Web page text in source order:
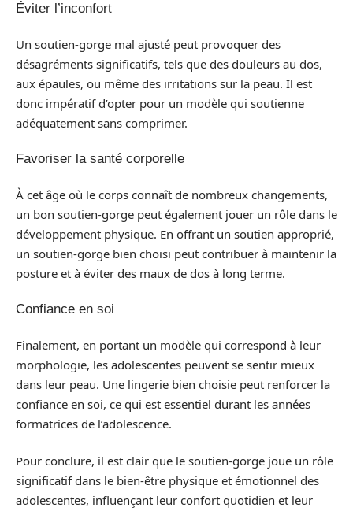
Éviter l’inconfort
Un soutien-gorge mal ajusté peut provoquer des
désagréments significatifs, tels que des douleurs au dos,
aux épaules, ou même des irritations sur la peau. Il est
donc impératif d’opter pour un modèle qui soutienne
adéquatement sans comprimer.
Favoriser la santé corporelle
À cet âge où le corps connaît de nombreux changements,
un bon soutien-gorge peut également jouer un rôle dans le
développement physique. En offrant un soutien approprié,
un soutien-gorge bien choisi peut contribuer à maintenir la
posture et à éviter des maux de dos à long terme.
Confiance en soi
Finalement, en portant un modèle qui correspond à leur
morphologie, les adolescentes peuvent se sentir mieux
dans leur peau. Une lingerie bien choisie peut renforcer la
confiance en soi, ce qui est essentiel durant les années
formatrices de l’adolescence.
Pour conclure, il est clair que le soutien-gorge joue un rôle
significatif dans le bien-être physique et émotionnel des
adolescentes, influençant leur confort quotidien et leur